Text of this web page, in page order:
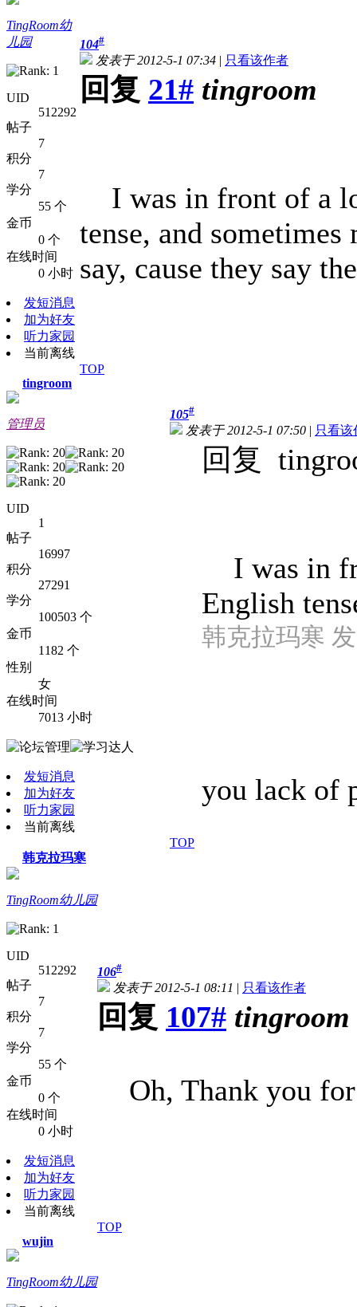
TingRoom幼
儿园
UID
512292
帖子
7
积分
7
学分
55 个
金币
0 个
在线时间
0 小时
发短消息
加为好友
听力家园
当前离线
104#
发表于 2012-5-1 07:34 | 只看该作者
回复 21# tingroom
I was in front of a
tense, and
say, cause they say
TOP
tingroom
管理员
UID
1
帖子
16997
积分
27291
学分
100503 个
金币
1182 个
性别
女
在线时间
7013 小时
发短消息
加为好友
听力家园
当前离线
105#
发表于 2012-5-1 07:50 | 只看该
回复
I was in
English
韩克拉玛寒
you lack of
TOP
韩克拉玛寒
TingRoom幼儿园
UID
512292
帖子
7
积分
7
学分
55 个
金币
0 个
在线时间
0 小时
发短消息
加为好友
听力家园
当前离线
106#
发表于 2012-5-1 08:11 | 只看该作者
回复 107# tingroom
Oh, Thank you
TOP
wujin
TingRoom幼儿园